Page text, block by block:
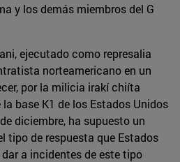
y los demás miembros del G
ejecutado como represalia
norteamericano en un
por la milicia irakí chiíta
base K1 de los Estados Unidos
diciembre, ha supuesto un
tipo de respuesta que Estados
a incidentes de este tipo